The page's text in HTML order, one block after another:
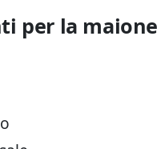
per la